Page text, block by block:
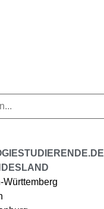
Württemberg